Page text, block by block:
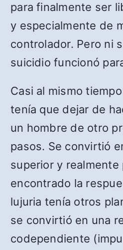
para finalmente ser
y especialmente de
controlador. Pero ni
suicidio funcionó
Casi al mismo
tenía que dejar de
un hombre de otro
pasos. Se convirtió
superior y realmente
encontrado la
lujuria tenía otros
se convirtió en una
codependiente